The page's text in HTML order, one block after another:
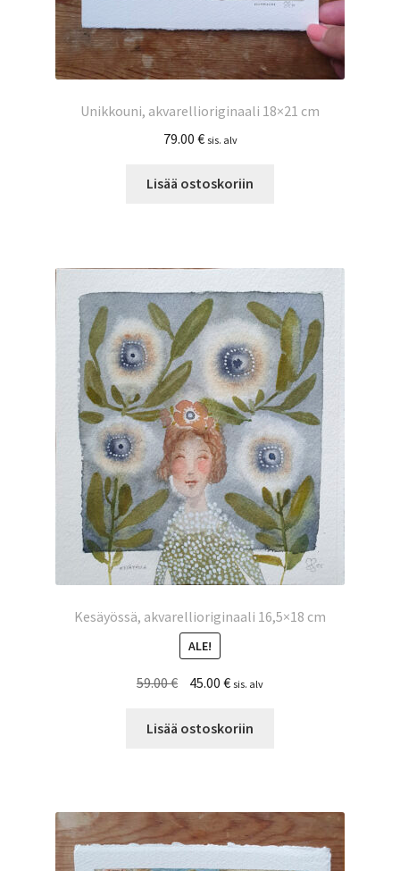
Unikkouni, akvarellioriginaali 18×21 cm
79.00 € sis. alv
Lisää ostoskoriin
Kesäyössä, akvarellioriginaali 16,5×18 cm
ALE!
59.00€
Alkuperäinen
oli:
45.00 €Nykyinen
on:
sis. alv
Lisää ostoskoriin